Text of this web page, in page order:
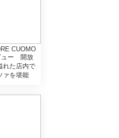
CUOMO
ュー 開放
れた店内で
ァを堪能